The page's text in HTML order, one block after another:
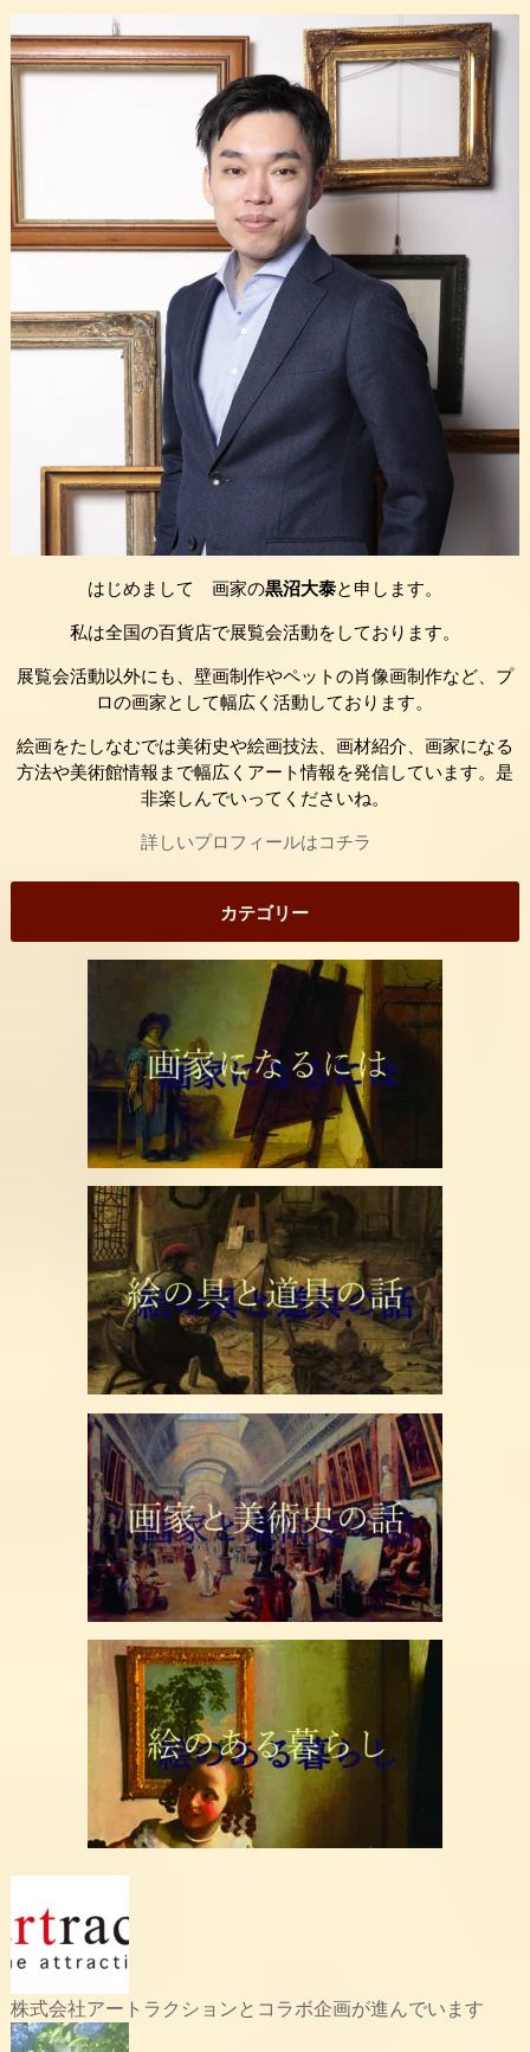
はじめまして 画家の黒沼大泰と申します。
私は全国の百貨店で展覧会活動をしております。
展覧会活動以外にも、壁画制作やペットの肖像画制作など、プ
ロの画家として幅広く活動しております。
絵画をたしなむでは美術史や絵画技法、画材紹介、画家になる
方法や美術館情報まで幅広くアート情報を発信しています。是
非楽しんでいってくださいね。
詳しいプロフィールはコチラ
カテゴリー
株式会社アートラクションとコラボ企画が進んでいます